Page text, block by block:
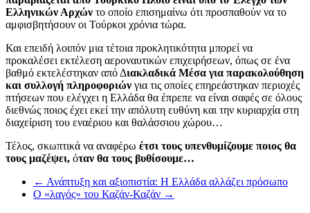
Ελληνικών Αρχών το οποίο επισημαίνω ότι προσπαθούν να το
αμφισβητήσουν οι Τούρκοι χρόνια τώρα.
Και επειδή λοιπόν μια τέτοια προκλητικότητα μπορεί να
προκαλέσει εκτέλεση αεροναυτικών επιχειρήσεων, όπως σε ένα
βαθμό εκτελέστηκαν από Διακλαδικά Μέσα για παρακολούθηση
και συλλογή πληροφοριών για τις οποίες επηρεάστηκαν περιοχές
πτήσεων που ελέγχει η Ελλάδα θα έπρεπε να είναι σαφές σε όλους
διεθνώς ποιος έχει εκεί την απόλυτη ευθύνη και την κυριαρχία στη
διαχείριση του εναέριου και θαλάσσιου χώρου…
Τέλος, σκωπτικά να αναφέρω έτσι τους υπενθυμίζουμε ποιος θα
τους μαζέψει, όταν θα τους βυθίσουμε…
← Ανάπτυξη και αξιοπιστία: Η Ελλάδα αλλάζει πρόσωπο
Ο «λαγός» του Καζάν-Καζάν →